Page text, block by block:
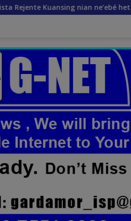
hetan akuzasaun ba